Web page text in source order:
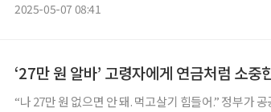
2025-05-07 08:41
‘27만 원 알바’ 고령자에게 연금처럼 소중
“나 27만 원 없으면 안 돼. 먹고살기 힘들어.” 정부가